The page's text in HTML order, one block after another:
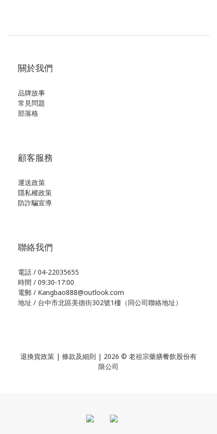
關於我們
品牌故事
常見問題
部落格
顧客服務
運送政策
隱私權政策
防詐騙宣導
聯絡我們
電話 / 04-22035655
時間 / 09:30-17:00
電郵 / Kangbao888@outlook.com
地址 / 台中市北區美德街302號1樓（同公司聯絡地址）
退換貨政策 | 條款及細則 | 2026 © 老祖宗藥膳餐飲股份有
限公司